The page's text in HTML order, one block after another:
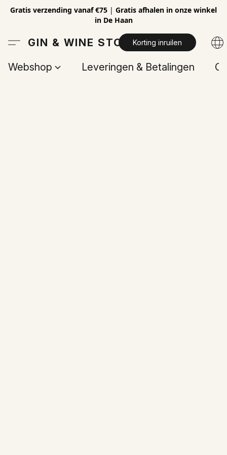
Gratis verzending vanaf €75 | Gratis afhalen in onze winkel
in De Haan
GIN & WINE STOREKorting inruilen
Webshop Leveringen & Betalingen